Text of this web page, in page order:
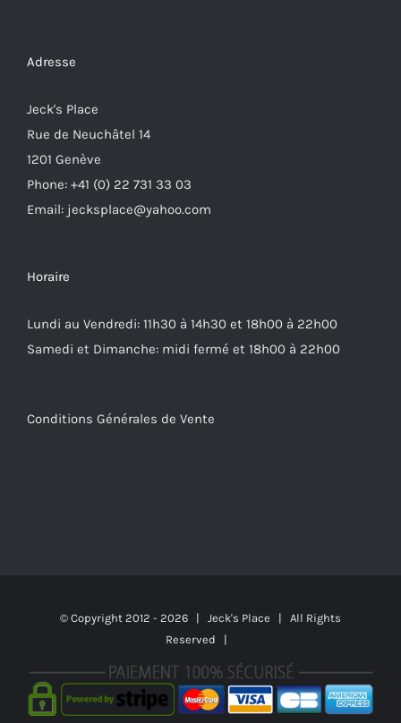
Adresse
Jeck's Place
Rue de Neuchâtel 14
1201 Genève
Phone: +41 (0) 22 731 33 03
Email: jecksplace@yahoo.com
Horaire
Lundi au Vendredi: 11h30 à 14h30 et 18h00 à 22h00
Samedi et Dimanche: midi fermé et 18h00 à 22h00
Conditions Générales de Vente
© Copyright 2012 - 2026 | Jeck's Place | All Rights
Reserved |